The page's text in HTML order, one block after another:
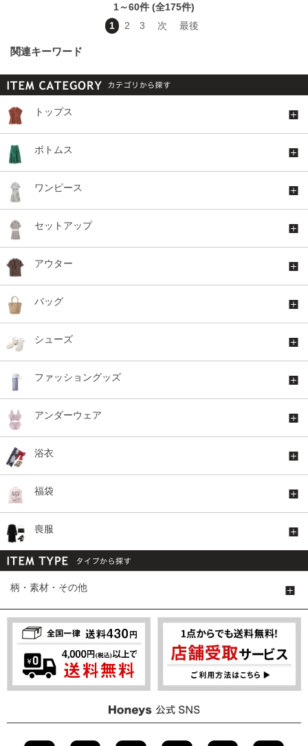
1～60件 (全175件)
1
2 3 次 最後
関連キーワード
トップス
ボトムス
ワンピース
セットアップ
アウター
バッグ
シューズ
ファッショングッズ
アンダーウェア
浴衣
福袋
喪服
柄・素材・その他